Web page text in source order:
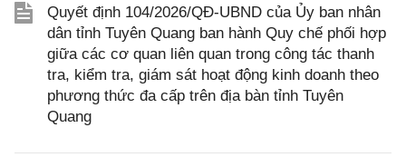
Quyết định 104/2026/QĐ-UBND của Ủy ban nhân
dân tỉnh Tuyên Quang ban hành Quy chế phối hợp
giữa các cơ quan liên quan trong công tác thanh
tra, kiểm tra, giám sát hoạt động kinh doanh theo
phương thức đa cấp trên địa bàn tỉnh Tuyên
Quang